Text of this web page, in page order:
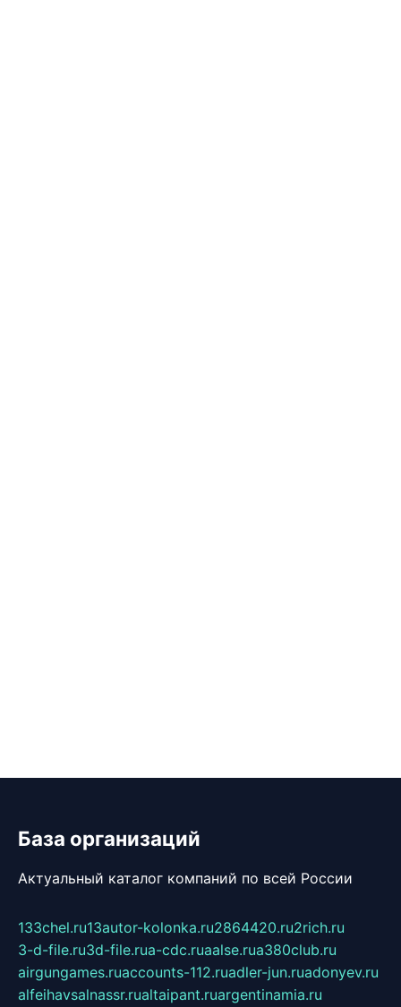
База организаций
Актуальный каталог компаний по всей России
133chel.ru13autor-kolonka.ru2864420.ru2rich.ru
3-d-file.ru3d-file.rua-cdc.ruaalse.rua380club.ru
airgungames.ruaccounts-112.ruadler-jun.ruadonyev.ru
alfeihavsalnassr.rualtaipant.ruargentinamia.ru